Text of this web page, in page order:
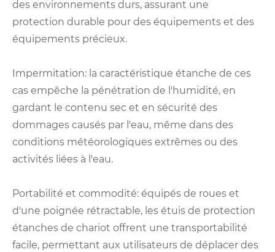
des environnements durs, assurant une
protection durable pour des équipements et des
équipements précieux.
Impermitation: la caractéristique étanche de ces
cas empêche la pénétration de l'humidité, en
gardant le contenu sec et en sécurité des
dommages causés par l'eau, même dans des
conditions météorologiques extrêmes ou des
activités liées à l'eau.
Portabilité et commodité: équipés de roues et
d'une poignée rétractable, les étuis de protection
étanches de chariot offrent une transportabilité
facile, permettant aux utilisateurs de déplacer des